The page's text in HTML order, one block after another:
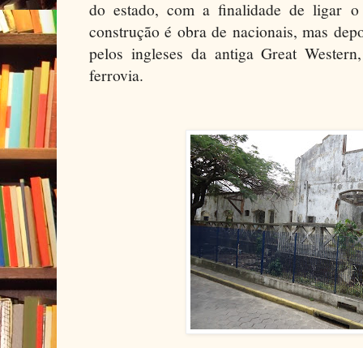
do estado, com a finalidade de ligar
construção é obra de nacionais, mas
pelos ingleses da antiga Great
ferrovia.